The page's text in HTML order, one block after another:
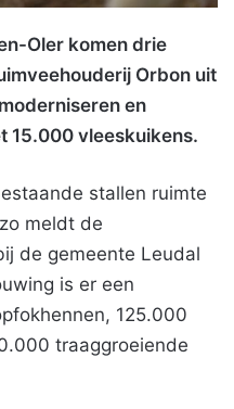
Oler komen drie
Orbon uit
en
15.000 vleeskuikens.
stallen ruimte
meldt de
de gemeente Leudal
is er een
125.000
traaggroeiende